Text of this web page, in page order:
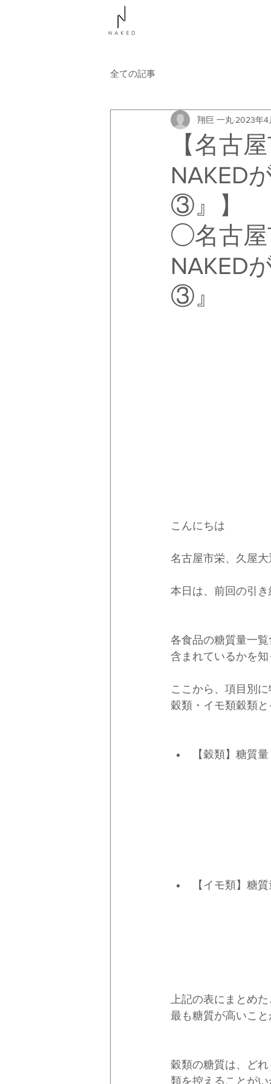
全ての記事
【名古
NAKED
③』】
翔巨 一丸 2023年4
◯名古屋
NAKED
③』
こんにちは
名古屋市栄、久屋
本日は、前回の引
各食品の糖質量一
含まれているかを
ここから、項目別
穀類・イモ類穀類
【穀類】糖質
【イモ類】糖
上記の表にまとめ
最も糖質が高いこ
穀類の糖質は、ど
類を控えることが